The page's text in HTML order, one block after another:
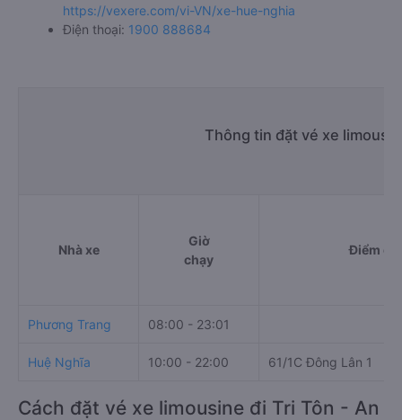
https://vexere.com/vi-VN/xe-hue-nghia
Điện thoại: 1900 888684
Thông tin đặt vé xe
Nhà xe
Giờ
chạy
Điểm đi
Phương Trang 08:00 - 23:01
Huệ Nghĩa 10:00 - 22:00 61/1C Đông Lân 1
Cách đặt vé xe limousine đi Tri Tôn - An